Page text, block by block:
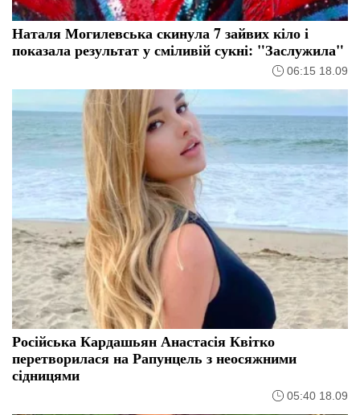
Наталя Могилевська скинула 7 зайвих кіло і
показала результат у сміливій сукні: "Заслужила"
06:15 18.09
Російська Кардашьян Анастасія Квітко
перетворилася на Рапунцель з неосяжними
сідницями
05:40 18.09